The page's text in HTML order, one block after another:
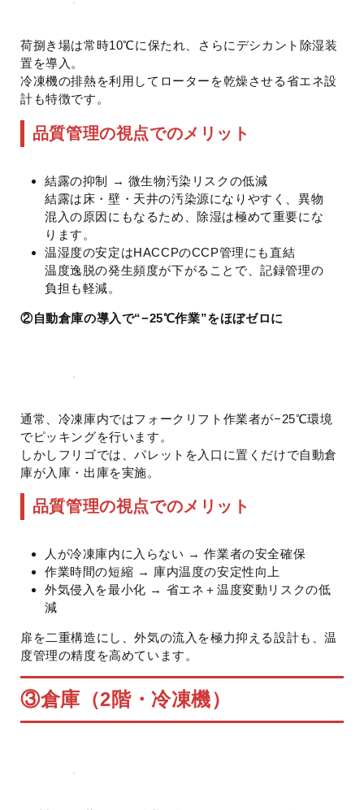
荷捌き場は常時10℃に保たれ、さらにデシカント除湿装
置を導入。
冷凍機の排熱を利用してローターを乾燥させる省エネ設
計も特徴です。
品質管理の視点でのメリット
結露の抑制 → 微生物汚染リスクの低減
結露は床・壁・天井の汚染源になりやすく、異物
混入の原因にもなるため、除湿は極めて重要にな
ります。
温湿度の安定はHACCPのCCP管理にも直結
温度逸脱の発生頻度が下がることで、記録管理の
負担も軽減。
②自動倉庫の導入で“−25℃作業”をほぼゼロに
通常、冷凍庫内ではフォークリフト作業者が−25℃環境
でピッキングを行います。
しかしフリゴでは、パレットを入口に置くだけで自動倉
庫が入庫・出庫を実施。
品質管理の視点でのメリット
人が冷凍庫内に入らない → 作業者の安全確保
作業時間の短縮 → 庫内温度の安定性向上
外気侵入を最小化 → 省エネ＋温度変動リスクの低
減
扉を二重構造にし、外気の流入を極力抑える設計も、温
度管理の精度を高めています。
③倉庫（2階・冷凍機）